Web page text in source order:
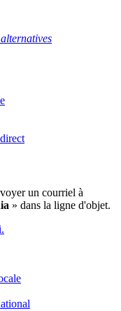
un courriel à
» dans la ligne d'objet.